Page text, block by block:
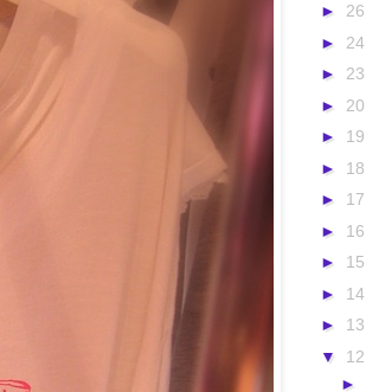
► 26
► 24
► 23
► 20
► 19
► 18
► 17
► 16
► 15
► 14
► 13
▼ 12
►